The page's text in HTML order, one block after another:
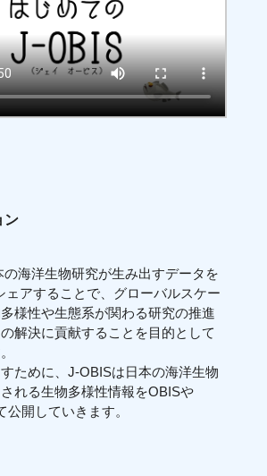
ン
海洋生物研究が生み出すデータを
ェアすることで、グローバルスケー
様性や生態系が関わる研究の推進
解決に貢献することを目的として
ために、J-OBISは日本の海洋生物
れる生物多様性情報をOBISや
公開していきます。